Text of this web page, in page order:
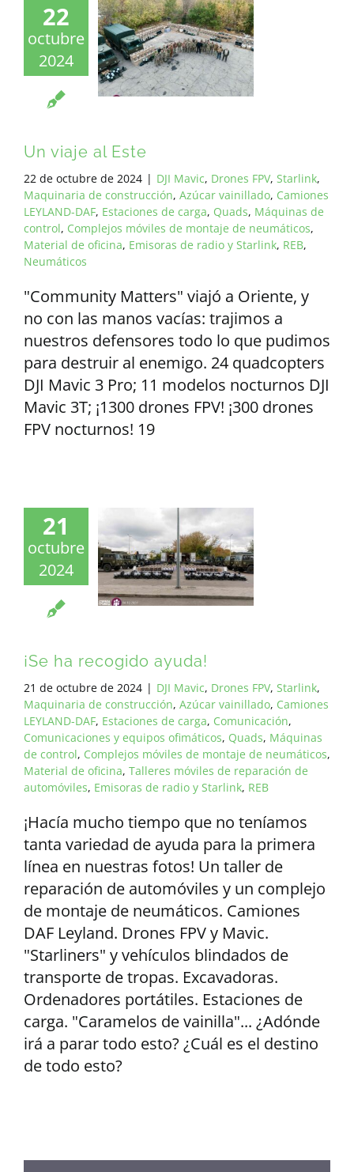
22
octubre
2024
Un viaje al Este
22 de octubre de 2024 | DJI Mavic, Drones FPV, Starlink,
Maquinaria de construcción, Azúcar vainillado, Camiones
LEYLAND-DAF, Estaciones de carga, Quads, Máquinas de
control, Complejos móviles de montaje de neumáticos,
Material de oficina, Emisoras de radio y Starlink, REB,
Neumáticos
"Community Matters" viajó a Oriente, y
no con las manos vacías: trajimos a
nuestros defensores todo lo que pudimos
para destruir al enemigo. 24 quadcopters
DJI Mavic 3 Pro; 11 modelos nocturnos DJI
Mavic 3T; ¡1300 drones FPV! ¡300 drones
FPV nocturnos! 19
21
octubre
2024
¡Se ha recogido ayuda!
21 de octubre de 2024 | DJI Mavic, Drones FPV, Starlink,
Maquinaria de construcción, Azúcar vainillado, Camiones
LEYLAND-DAF, Estaciones de carga, Comunicación,
Comunicaciones y equipos ofimáticos, Quads, Máquinas
de control, Complejos móviles de montaje de neumáticos,
Material de oficina, Talleres móviles de reparación de
automóviles, Emisoras de radio y Starlink, REB
¡Hacía mucho tiempo que no teníamos
tanta variedad de ayuda para la primera
línea en nuestras fotos! Un taller de
reparación de automóviles y un complejo
de montaje de neumáticos. Camiones
DAF Leyland. Drones FPV y Mavic.
"Starliners" y vehículos blindados de
transporte de tropas. Excavadoras.
Ordenadores portátiles. Estaciones de
carga. "Caramelos de vainilla"... ¿Adónde
irá a parar todo esto? ¿Cuál es el destino
de todo esto?